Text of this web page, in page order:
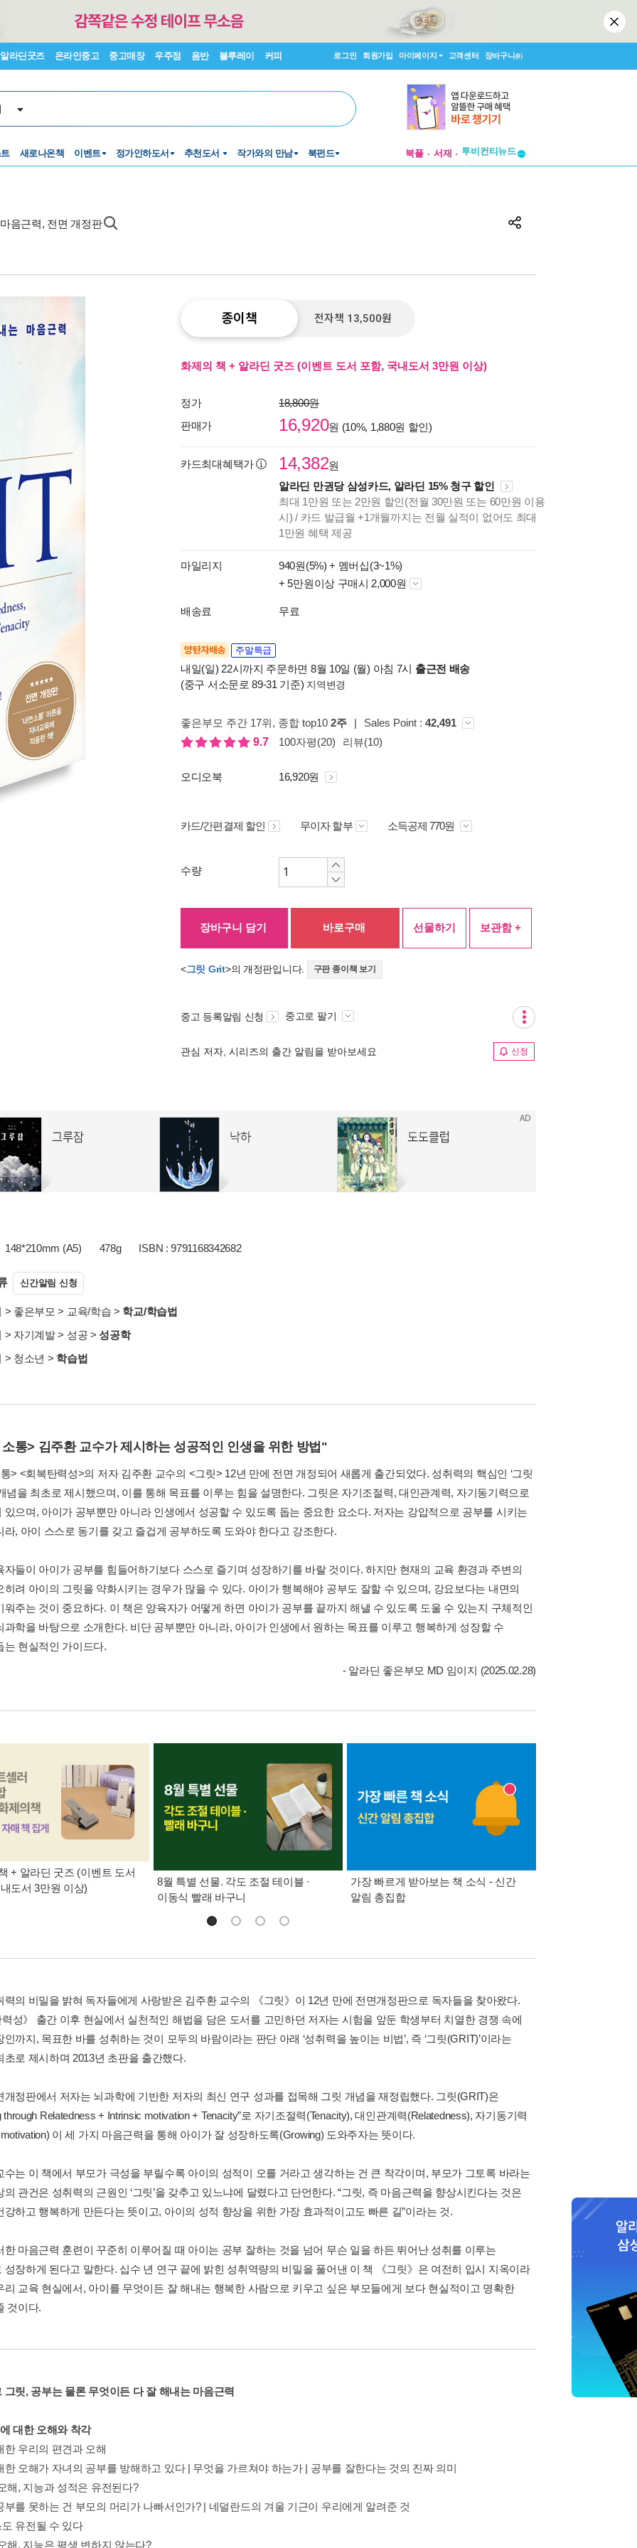
알라딘굿즈 온라인중고 중고매장 우주점 음반 블루레이 커피 로그인 회원가입 마이페이지 고객센터 장바구니(0)
새로나온책 이벤트 정가인하도서 추천도서 작가와의 만남 북펀드 북플 서재
창작플랫폼
음근력, 전면 개정판
종이책 전자책 13,500원
화제의 책 + 알라딘 굿즈 (이벤트 도서 포함, 국내도서 3만원 이상)
정가
18,800원
판매가
16,920원 (10%, 1,880원 할인)
카드최대혜택가 14,382원
알라딘 만권당 삼성카드, 알라딘 15% 청구 할인
최대 1만원 또는 2만원 할인(전월 30만원 또는 60만원 이용
시) / 카드 발급월 +1개월까지는 전월 실적이 없어도 최대
1만원 혜택 제공
마일리지 940원(5%) + 멤버십(3~1%)
+ 5만원이상 구매시 2,000원
배송료 무료
양탄자배송 주말특급
내일(일) 22시까지 주문하면 8월 10일 (월) 아침 7시 출근전 배송
(중구 서소문로 89-31 기준) 지역변경
좋은부모 주간 17위, 종합 top10 2주 | Sales Point : 42,491
9.7
100자평(20) 리뷰(10)
오디오북 16,920원
카드/간편결제 할인 무이자 할부 소득공제 770원
수량
장바구니 담기 바로구매 선물하기 보관함 +
<그릿 Grit>의 개정판입니다. 구판 종이책 보기
중고 등록알림 신청 중고로 팔기
관심 저자, 시리즈의 출간 알림을 받아보세요 신청
148*210mm (A5) 478g ISBN : 9791168342682
신간알림 신청
> 좋은부모 > 교육/학습 > 학교/학습법
> 자기계발> 성공 >성공학
> 청소년 > 학습법
통> 김주환 교수가 제시하는 성공적인 인생을 위한 방법"
> <회복탄력성>의 저자 김주환 교수의 <그릿> 12년 만에 전면 개정되어 새롭게 출간되었다. 성취력의 핵심인 ‘그릿
념을 최초로 제시했으며, 이를 통해 목표를 이루는 힘을 설명한다. 그릿은 자기조절력, 대인관계력, 자기동기력으로
있으며, 아이가 공부뿐만 아니라 인생에서 성공할 수 있도록 돕는 중요한 요소다. 저자는 강압적으로 공부를 시키는
라, 아이 스스로 동기를 갖고 즐겁게 공부하도록 도와야 한다고 강조한다.
자들이 아이가 공부를 힘들어하기보다 스스로 즐기며 성장하기를 바랄 것이다. 하지만 현재의 교육 환경과 주변의
히려 아이의 그릿을 약화시키는 경우가 많을 수 있다. 아이가 행복해야 공부도 잘할 수 있으며, 강요보다는 내면의
워주는 것이 중요하다. 이 책은 양육자가 어떻게 하면 아이가 공부를 끝까지 해낼 수 있도록 도울 수 있는지 구체적인
과학을 바탕으로 소개한다. 비단 공부뿐만 아니라, 아이가 인생에서 원하는 목표를 이루고 행복하게 성장할 수
는 현실적인 가이드다.
- 알라딘 좋은부모 MD 임이지 (2025.02.28)
+ 알라딘 굿즈 (이벤트 도서
도서 3만원 이상)
8월 특별 선물. 각도 조절 테이블 ·
이동식 빨래 바구니
가장 빠르게 받아보는 책 소식 - 신간
알림 총집합
력의 비밀을 밝혀 독자들에게 사랑받은 김주환 교수의 《그릿》이 12년 만에 전면개정판으로 독자들을 찾아왔다.
성》 출간 이후 현실에서 실천적인 해법을 담은 도서를 고민하던 저자는 시험을 앞둔 학생부터 치열한 경쟁 속에
인까지, 목표한 바를 성취하는 것이 모두의 바람이라는 판단 아래 ‘성취력을 높이는 비법’, 즉 ‘그릿(GRIT)’이라는
초로 제시하며 2013년 초판을 출간했다.
개정판에서 저자는 뇌과학에 기반한 저자의 최신 연구 성과를 접목해 그릿 개념을 재정립했다. 그릿(GRIT)은
through Relatedness + Intrinsic motivation + Tenacity”로 자기조절력(Tenacity), 대인관계력(Relatedness), 자기동기력
이 세 가지 마음근력을 통해 아이가 잘 성장하도록(Growing) 도와주자는 뜻이다.
수는 이 책에서 부모가 극성을 부릴수록 아이의 성적이 오를 거라고 생각하는 건 큰 착각이며, 부모가 그토록 바라는
의 관건은 성취력의 근원인 ‘그릿’을 갖추고 있느냐에 달렸다고 단언한다. “그릿, 즉 마음근력을 향상시킨다는 것은
강하고 행복하게 만든다는 뜻이고, 아이의 성적 향상을 위한 가장 효과적이고도 빠른 길”이라는 것.
한 마음근력 훈련이 꾸준히 이루어질 때 아이는 공부 잘하는 것을 넘어 무슨 일을 하든 뛰어난 성취를 이루는
성장하게 된다고 말한다. 십수 년 연구 끝에 밝힌 성취역량의 비밀을 풀어낸 이 책 《그릿》은 여전히 입시 지옥이라
리 교육 현실에서, 아이를 무엇이든 잘 해내는 행복한 사람으로 키우고 싶은 부모들에게 보다 현실적이고 명확한
것이다.
그릿, 공부는 물론 무엇이든 다 잘 해내는 마음근력
대한 오해와 착각
한 우리의 편견과 오해
한 오해가 자녀의 공부를 방해하고 있다 | 무엇을 가르쳐야 하는가 | 공부를 잘한다는 것의 진짜 의미
해, 지능과 성적은 유전된다?
부를 못하는 건 부모의 머리가 나빠서인가? | 네덜란드의 겨울 기근이 우리에게 알려준 것
유전될 수 있다
해, 지능은 평생 변하지 않는다?